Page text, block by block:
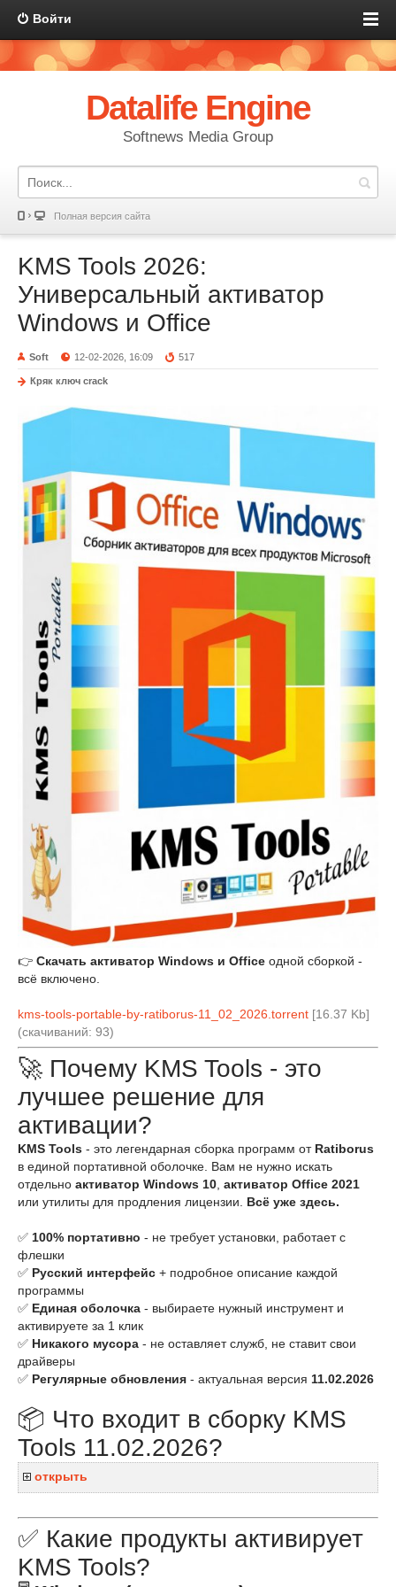
Войти
Datalife Engine
Softnews Media Group
Полная версия сайта
KMS Tools 2026:
Универсальный активатор
Windows и Office
Soft 12-02-2026, 16:09 517
Кряк ключ crack
👉 Скачать активатор Windows и Office одной сборкой -
всё включено.
kms-tools-portable-by-ratiborus-11_02_2026.torrent [16.37 Kb]
(cкачиваний: 93)
🚀 Почему KMS Tools - это
лучшее решение для
активации?
KMS Tools - это легендарная сборка программ от Ratiborus
в единой портативной оболочке. Вам не нужно искать
отдельно активатор Windows 10 активатор Office 2021
или утилиты для продления лицензии. Всё уже здесь.
✅ 100% портативно - не требует установки, работает с
флешки
✅ Русский интерфейс + подробное описание каждой
программы
✅ Единая оболочка - выбираете нужный инструмент и
активируете за 1 клик
✅ Никакого мусора - не оставляет служб, не ставит свои
драйверы
✅ Регулярные обновления - актуальная версия 11.02.2026
📦 Что входит в сборку KMS
Tools 11.02.2026?
открыть
✅ Какие продукты активирует
KMS Tools?